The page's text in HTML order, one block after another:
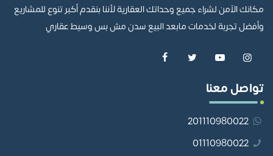
مكانك الآمن لشراء جميع وحداتك العقارية لأننا بنقدم أكبر تنوع للمشاريع
وأفضل تجربة لخدمات مابعد البيع سدن مش بس وسيط عقاري
تواصل معنا
201110980022
01110980022